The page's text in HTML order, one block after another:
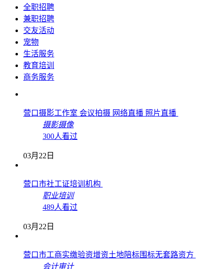
全职招聘
兼职招聘
交友活动
宠物
生活服务
教育培训
商务服务
营口摄影工作室 会议拍摄 网络直播 照片直播
摄影摄像
300人看过
03月22日
营口市社工证培训机构
职业培训
489人看过
03月22日
营口市工商实缴验资增资土地陪标围标无套路资方